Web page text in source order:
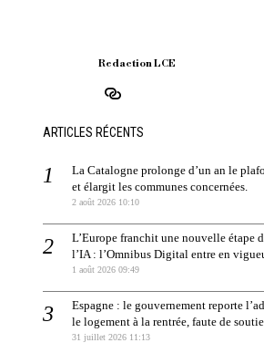
Redaction LCE
ARTICLES RÉCENTS
La Catalogne prolonge d’un an le
et élargit les communes concernées.
2 août 2026 10:10
L’Europe franchit une nouvelle étape
l’IA : l’Omnibus Digital entre en
1 août 2026 09:49
Espagne : le gouvernement reporte
le logement à la rentrée, faute de
31 juillet 2026 11:13